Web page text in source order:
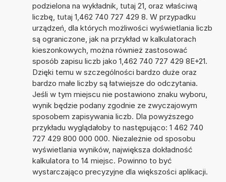
podzielona na wykładnik, tutaj 21, oraz właściwą
liczbę, tutaj 1,462 740 727 429 8. W przypadku
urządzeń, dla których możliwości wyświetlania liczb
są ograniczone, jak na przykład w kalkulatorach
kieszonkowych, można również zastosować
sposób zapisu liczb jako 1,462 740 727 429 8E+21.
Dzięki temu w szczególności bardzo duże oraz
bardzo małe liczby są łatwiejsze do odczytania.
Jeśli w tym miejscu nie postawiono znaku wyboru,
wynik będzie podany zgodnie ze zwyczajowym
sposobem zapisywania liczb. Dla powyższego
przykładu wyglądałoby to następująco: 1 462 740
727 429 800 000 000. Niezależnie od sposobu
wyświetlania wyników, największa dokładność
kalkulatora to 14 miejsc. Powinno to być
wystarczająco precyzyjne dla większości aplikacji.